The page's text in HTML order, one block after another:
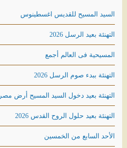
السيد المسيح للقديس اغسطينوس
التهنئة بعيد الرسل 2026
المسيحية فى العالم أجمع
التهنئة ببدء صوم الرسل 2026
التهنئة بعيد دخول السيد المسيح أرض مصر 2026
التهنئة بعيد حلول الروح القدس 2026
الأحد السابع من الخمسين